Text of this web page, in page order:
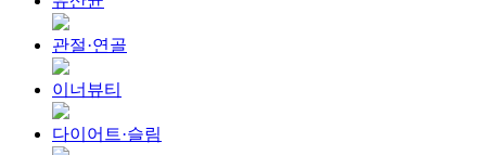
관절·연골
이너뷰티
다이어트·슬림